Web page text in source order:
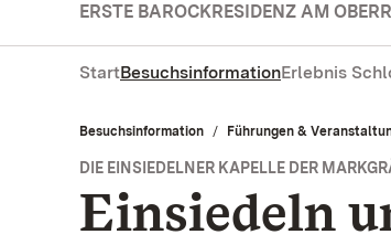
ERSTE BAROCKRESIDENZ AM
StartBesuchsinformationErlebnis
Besuchsinformation Führungen &
DIE EINSIEDELNER KAPELLE DER
Einsiedeln